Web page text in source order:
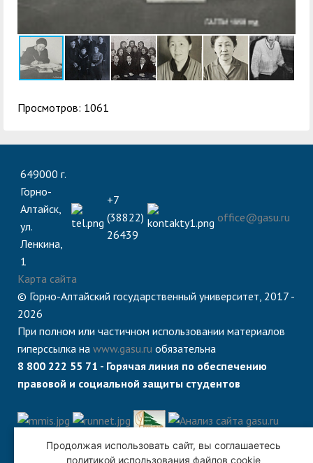
Просмотров: 1061
649000 г.
Горно-
Алтайск,
ул.
Ленкина,
1
+7
(38822)
26439
office@gasu.ru
Карта сайта
© Горно-Алтайский государственный университет, 2017 -
2026
При полном или частичном использовании материалов
гиперссылка на www.gasu.ru обязательна
8 800 222 55 71 - Горячая линия по обеспечению
правовой и социальной защиты студентов
Продолжая использовать сайт, вы соглашаетесь
политикой использования файлов cookie